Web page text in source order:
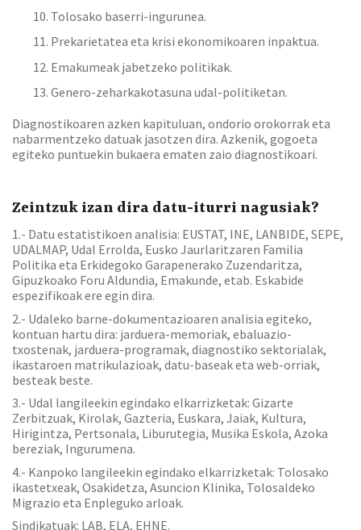
Tolosako baserri-ingurunea.
Prekarietatea eta krisi ekonomikoaren inpaktua.
Emakumeak jabetzeko politikak.
Genero-zeharkakotasuna udal-politiketan.
Diagnostikoaren azken kapituluan, ondorio orokorrak eta
nabarmentzeko datuak jasotzen dira. Azkenik, gogoeta
egiteko puntuekin bukaera ematen zaio diagnostikoari.
Zeintzuk izan dira datu-iturri nagusiak?
1.- Datu estatistikoen analisia: EUSTAT, INE, LANBIDE, SEPE,
UDALMAP, Udal Errolda, Eusko Jaurlaritzaren Familia
Politika eta Erkidegoko Garapenerako Zuzendaritza,
Gipuzkoako Foru Aldundia, Emakunde, etab. Eskabide
espezifikoak ere egin dira.
2.- Udaleko barne-dokumentazioaren analisia egiteko,
kontuan hartu dira: jarduera-memoriak, ebaluazio-
txostenak, jarduera-programak, diagnostiko sektorialak,
ikastaroen matrikulazioak, datu-baseak eta web-orriak,
besteak beste.
3.- Udal langileekin egindako elkarrizketak: Gizarte
Zerbitzuak, Kirolak, Gazteria, Euskara, Jaiak, Kultura,
Hirigintza, Pertsonala, Liburutegia, Musika Eskola, Azoka
bereziak, Ingurumena.
4.- Kanpoko langileekin egindako elkarrizketak: Tolosako
ikastetxeak, Osakidetza, Asuncion Klinika, Tolosaldeko
Migrazio eta Enpleguko arloak.
Sindikatuak: LAB, ELA, EHNE.